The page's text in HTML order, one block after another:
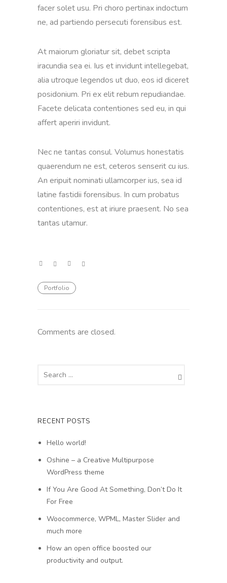
facer solet usu. Pri choro pertinax indoctum
ne, ad partiendo persecuti forensibus est.
At maiorum gloriatur sit, debet scripta
iracundia sea ei. Ius et invidunt intellegebat,
alia utroque legendos ut duo, eos id diceret
posidonium. Pri ex elit rebum repudiandae.
Facete delicata contentiones sed eu, in qui
affert aperiri invidunt.
Nec ne tantas consul. Volumus honestatis
quaerendum ne est, ceteros senserit cu ius.
An eripuit nominati ullamcorper ius, sea id
latine fastidii forensibus. In cum probatus
contentiones, est at iriure praesent. No sea
tantas utamur.
Portfolio
Comments are closed.
RECENT POSTS
Hello world!
Oshine – a Creative Multipurpose
WordPress theme
If You Are Good At Something, Don’t Do It
For Free
Woocommerce, WPML, Master Slider and
much more
How an open office boosted our
productivity and output.